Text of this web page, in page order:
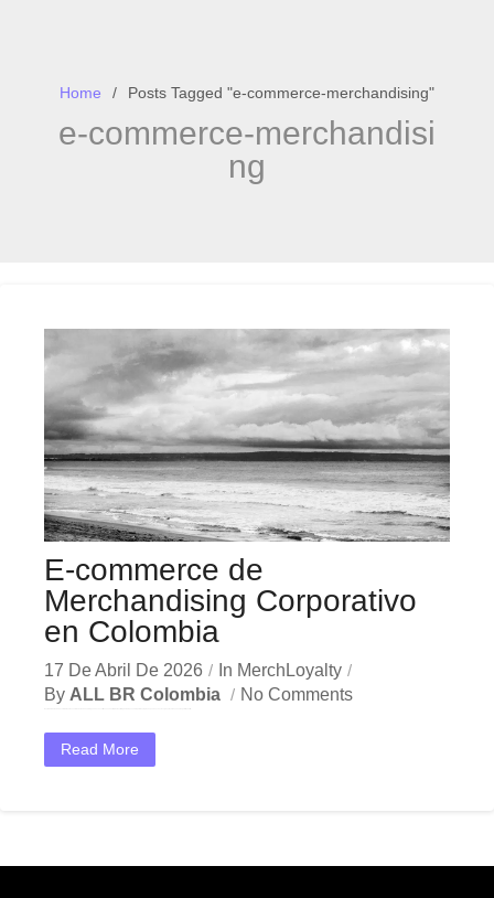
Home Posts Tagged "e-commerce-merchandising"
e-commerce-merchandisi
ng
E-commerce de
Merchandising Corporativo
en Colombia
17 De Abril De 2026 In MerchLoyalty
By ALL BR Colombia No Comments
Read More